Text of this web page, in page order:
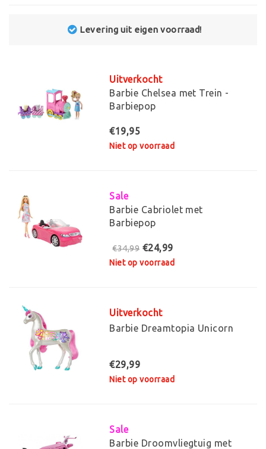
Levering uit eigen voorraad!
Uitverkocht
Barbie Chelsea met Trein -
Barbiepop
€19,95
Niet op voorraad
Sale
Barbie Cabriolet met
Barbiepop
€34,99 €24,99
Niet op voorraad
Uitverkocht
Barbie Dreamtopia Unicorn
€29,99
Niet op voorraad
Sale
Barbie Droomvliegtuig met